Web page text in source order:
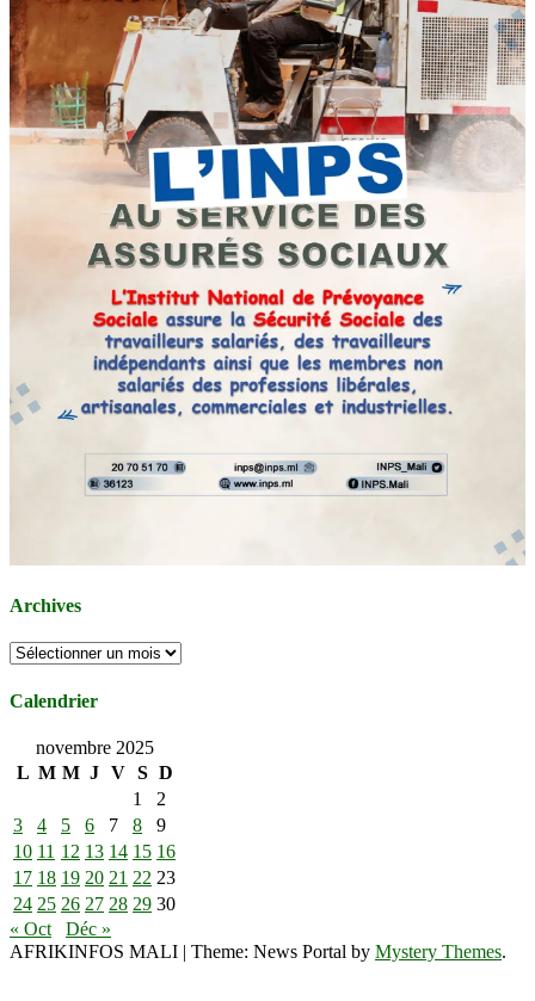
Archives
Archives
Calendrier
novembre 2025
L M M J V S D
1
2
3
4 5 6 7 8
9
10 11 12 13 14 15 16
17 18 19 20 21 22 23
24 25 26 27 28 29 30
« Oct
Déc »
AFRIKINFOS MALI | Theme: News Portal by Mystery Themes.